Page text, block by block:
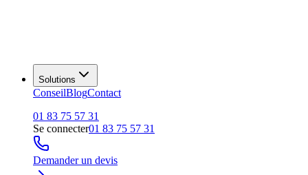
Solutions
ConseilBlogContact
01 83 75 57 31
Se connecter01 83 75 57 31
Demander un devis